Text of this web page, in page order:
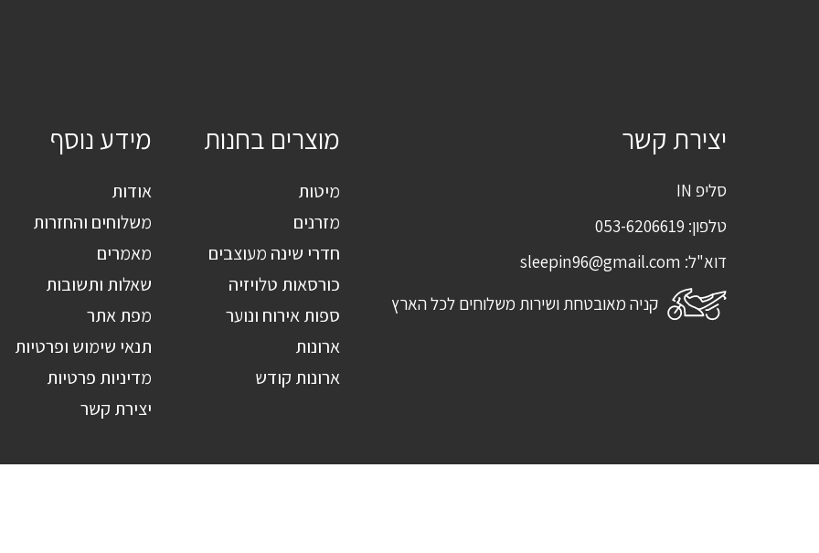
יצירת קשר
סליפ IN
טלפון: 053-6206619
דוא"ל: sleepin96@gmail.com
קניה מאובטחת ושירות משלוחים לכל הארץ
מוצרים בחנות
מיטות
מזרנים
חדרי שינה מעוצבים
כורסאות טלויזיה
ספות אירוח ונוער
ארונות
ארונות קודש
מידע נוסף
אודות
משלוחים והחזרות
מאמרים
שאלות ותשובות
מפת אתר
תנאי שימוש ופרטיות
מדיניות פרטיות
יצירת קשר